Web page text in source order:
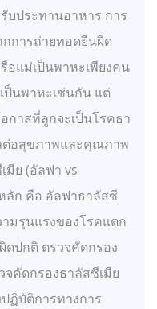
บประทานอาหาร การ
กการถ่ายทอดยีนผิด
แม่เป็นพาหะเพียงคน
ป็นพาหะเช่นกัน แต่
กาสที่ลูกจะเป็นโรคธา
ต่อสุขภาพและคุณภาพ
มีย (อัลฟา vs
ลัก คือ อัลฟาธาลัสซี
ามรุนแรงของโรคแตก
ปกติ ตรวจคัดกรอง
คัดกรองธาลัสซีเมีย
ฏิบัติการทางการ